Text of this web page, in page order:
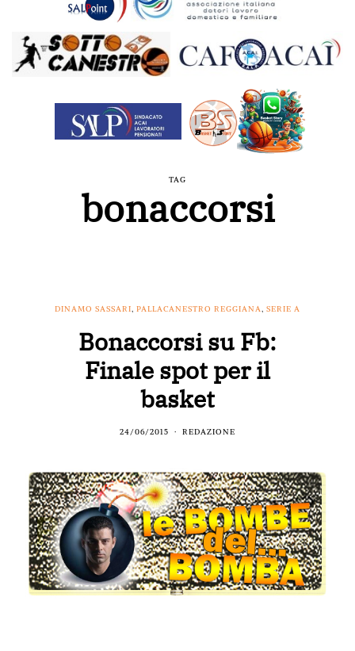
TAG
bonaccorsi
DINAMO SASSARI, PALLACANESTRO REGGIANA, SERIE A
Bonaccorsi su Fb:
Finale spot per il
basket
24/06/2015 REDAZIONE